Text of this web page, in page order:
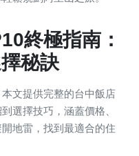
終極指南：
秘訣
文提供完整的台中飯店
選擇技巧，涵蓋價格、
地雷，找到最適合的住